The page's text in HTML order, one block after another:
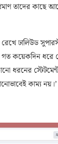
তাদের কাছে
ঢালিউড
গত কয়েকদিন ধরে
ধরনের
কাম্য নয়।’